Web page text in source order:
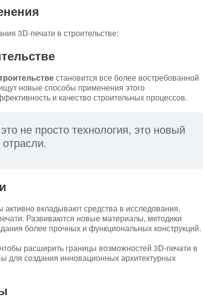
3D-печати в строительстве:
становится все более востребованной
новые способы применения этого
и качество строительных процессов.
не просто технология, это новый
вкладывают средства в исследования,
Развиваются новые материалы, методики
более прочных и функциональных конструкций.
расширить границы возможностей 3D-печати в
для создания инновационных архитектурных